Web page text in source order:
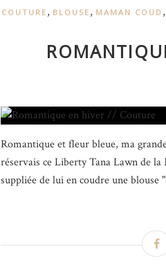
COUTURE , BLOUSE , MAMAN COUD ,
Romantique et fleur bleue, ma
réservais ce Liberty Tana Lawn de
suppliée de lui en coudre une blouse